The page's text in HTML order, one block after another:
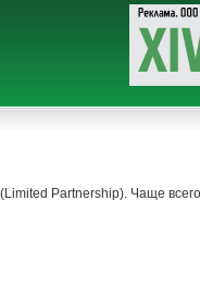
Partnership). Чаще